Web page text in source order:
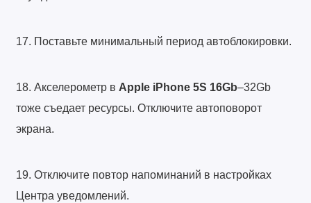
17. Поставьте минимальный период автоблокировки.
18. Акселерометр в Apple iPhone 5S 16Gb–32Gb
тоже съедает ресурсы. Отключите автоповорот
экрана.
19. Отключите повтор напоминаний в настройках
Центра уведомлений.